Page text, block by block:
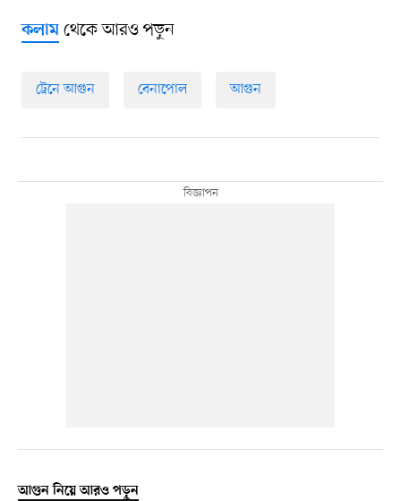
কলামথেকে আরও পড়ুন
ট্রেনে আগুন বেনাপোল আগুন
আগুন নিয়ে আরও পড়ুন